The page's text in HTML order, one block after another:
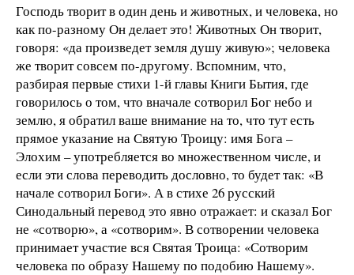
Господь творит в один день и животных, и человека, но
как по-разному Он делает это! Животных Он творит,
говоря: «да произведет земля душу живую»; человека
же творит совсем по-другому. Вспомним, что,
разбирая первые стихи 1-й главы Книги Бытия, где
говорилось о том, что вначале сотворил Бог небо и
землю, я обратил ваше внимание на то, что тут есть
прямое указание на Святую Троицу: имя Бога –
Элохим – употребляется во множественном числе, и
если эти слова переводить дословно, то будет так: «В
начале сотворил Боги». А в стихе 26 русский
Синодальный перевод это явно отражает: и сказал Бог
не «сотворю», а «сотворим». В сотворении человека
принимает участие вся Святая Троица: «Сотворим
человека по образу Нашему по подобию Нашему».